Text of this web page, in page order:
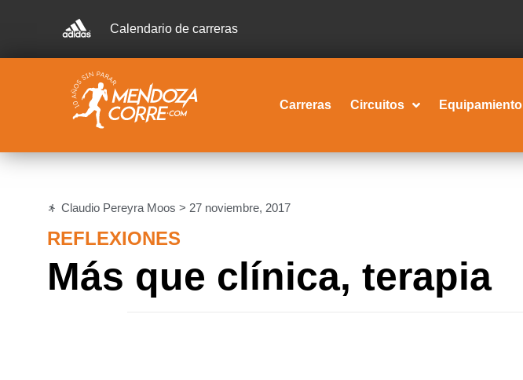
Calendario de carreras
Carreras Circuitos Equipamiento
Claudio Pereyra Moos > 27 noviembre, 2017
REFLEXIONES
Más que clínica, terapia